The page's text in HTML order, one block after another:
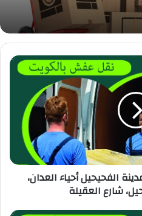
لنقل العفش بشكل
الكويت: دليل شامل
في الكويت
الفحيحيل أحياء العدان،
شارع العقيلة